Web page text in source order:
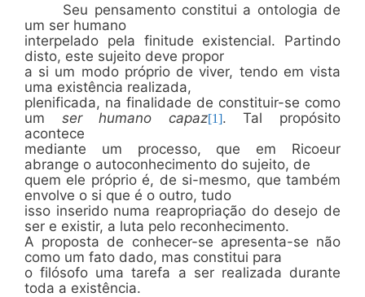
Seu pensamento constitui a ontologia de
um ser humano
interpelado pela finitude existencial. Partindo
disto, este sujeito deve propor
a si um modo próprio de viver, tendo em vista
uma existência realizada,
plenificada, na finalidade de constituir-se como
um ser humano capaz[1]. Tal propósito
acontece
mediante um processo, que em Ricoeur
abrange o autoconhecimento do sujeito, de
quem ele próprio é, de si-mesmo, que também
envolve o si que é o outro, tudo
isso inserido numa reapropriação do desejo de
ser e existir, a luta pelo reconhecimento.
A proposta de conhecer-se apresenta-se não
como um fato dado, mas constitui para
o filósofo uma tarefa a ser realizada durante
toda a existência.